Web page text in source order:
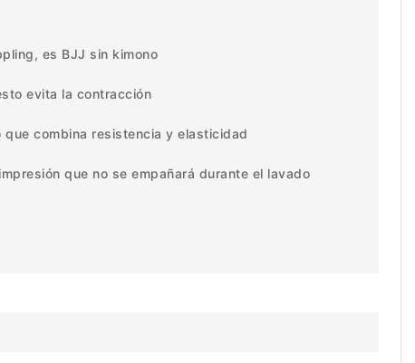
es BJJ sin kimono
evita la contracción
que combina resistencia y elasticidad
que no se empañará durante el lavado